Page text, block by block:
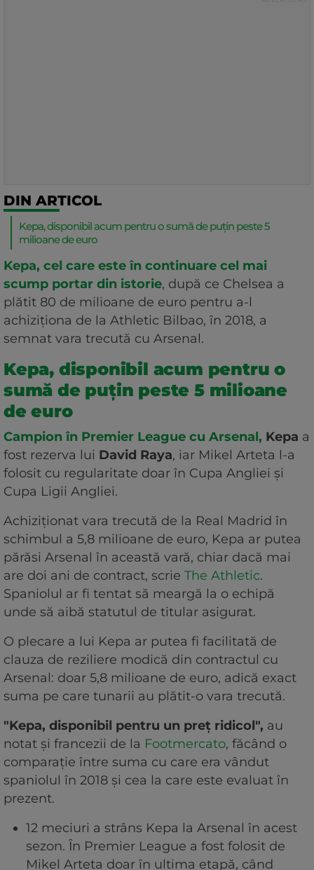
DIN ARTICOL
Kepa, disponibil acum pentru o sumă de puțin peste 5
milioane de euro
Kepa, cel care este în continuare cel mai
scump portar din istorie, după ce Chelsea a
plătit 80 de milioane de euro pentru a-l
achiziționa de la Athletic Bilbao, în 2018, a
semnat vara trecută cu Arsenal.
Kepa, disponibil acum pentru o
sumă de puțin peste 5 milioane
de euro
Campion în Premier League cu Arsenal, Kepa a
fost rezerva lui David Raya, iar Mikel Arteta l-a
folosit cu regularitate doar în Cupa Angliei și
Cupa Ligii Angliei.
Achiziționat vara trecută de la Real Madrid în
schimbul a 5,8 milioane de euro, Kepa ar putea
părăsi Arsenal în această vară, chiar dacă mai
are doi ani de contract, scrie The Athletic.
Spaniolul ar fi tentat să meargă la o echipă
unde să aibă statutul de titular asigurat.
O plecare a lui Kepa ar putea fi facilitată de
clauza de reziliere modică din contractul cu
Arsenal: doar 5,8 milioane de euro, adică exact
suma pe care tunarii au plătit-o vara trecută.
"Kepa, disponibil pentru un preț ridicol", au
notat și francezii de la Footmercato, făcând o
comparație între suma cu care era vândut
spaniolul în 2018 și cea la care este evaluat în
prezent.
12 meciuri a strâns Kepa la Arsenal în acest
sezon. În Premier League a fost folosit de
Mikel Arteta doar în ultima etapă, când